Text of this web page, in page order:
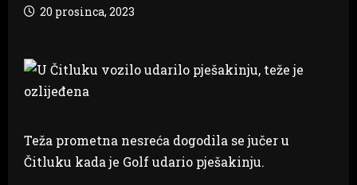
20 prosinca, 2023
Teža prometna nesreća dogodila se jučer u
Čitluku kada je Golf udario pješakinju.